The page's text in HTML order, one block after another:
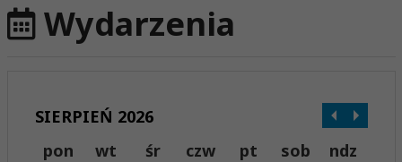
Wydarzenia
SIERPIEŃ 2026
pon
wt śr czw pt sob ndz